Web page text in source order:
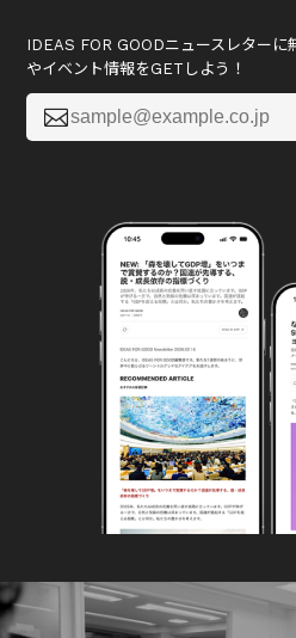
IDEAS FOR GOODニュースレターに
やイベント情報をGETしよう！
